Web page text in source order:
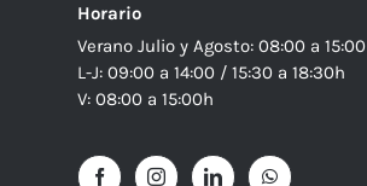
Horario
Verano Julio y Agosto: 08:00 a 15:00
L-J: 09:00 a 14:00 / 15:30 a 18:30h
V: 08:00 a 15:00h